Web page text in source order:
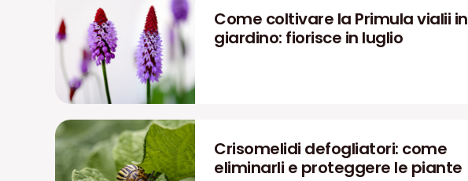
Come coltivare la Primula vialii in
giardino: fiorisce in luglio
Crisomelidi defogliatori: come
eliminarli e proteggere le piante